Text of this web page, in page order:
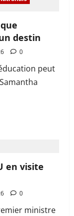
destin
0
peut
en visite
0
ministre